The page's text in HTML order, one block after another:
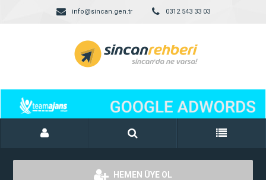
info@sincan.gen.tr 0312 543 33 03
HEMEN ÜYE OL